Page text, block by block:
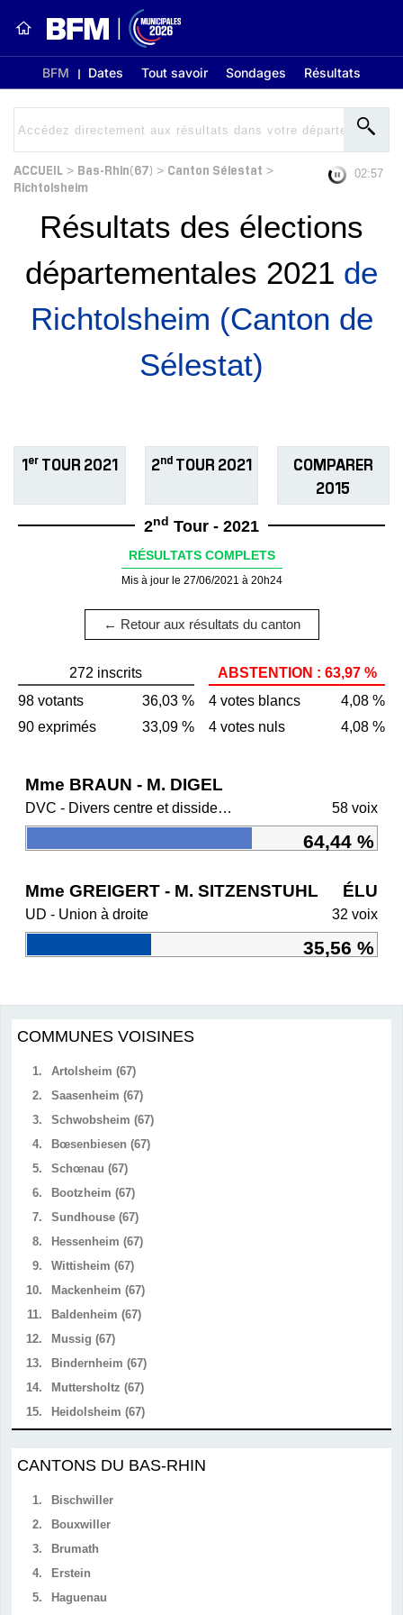
BFM Dates Tout savoir Sondages Résultats
ACCUEIL > Bas-Rhin(67) > Canton Sélestat >
Richtolsheim
02:56
Résultats des élections
départementales 2021 de
Richtolsheim (Canton de
Sélestat)
1er TOUR 2021 2ndTOUR 2021
COMPARER
2015
2nd Tour - 2021
RÉSULTATS COMPLETS
Mis à jour le 27/06/2021 à 20h24
← Retour aux résultats du canton
272 inscrits
98 votants
36,03 %
90 exprimés
33,09 %
ABSTENTION : 63,97 %
4 votes blancs
4,08 %
4 votes nuls
4,08 %
Mme BRAUN - M. DIGEL
DVC - Divers centre et dissidents Ensemble 58 voix
64,44 %
Mme GREIGERT - M. SITZENSTUHL ÉLU
UD - Union à droite 32 voix
35,56 %
COMMUNES VOISINES
1.
Artolsheim (67)
2.
Saasenheim (67)
3.
Schwobsheim (67)
4.
Bœsenbiesen (67)
5.
Schœnau (67)
6.
Bootzheim (67)
7.
Sundhouse (67)
8.
Hessenheim (67)
9.
Wittisheim (67)
10.
Mackenheim (67)
11.
Baldenheim (67)
12.
Mussig (67)
13.
Bindernheim (67)
14.
Muttersholtz (67)
15.
Heidolsheim (67)
CANTONS DU BAS-RHIN
1.
Bischwiller
2.
Bouxwiller
3.
Brumath
4.
Erstein
5.
Haguenau